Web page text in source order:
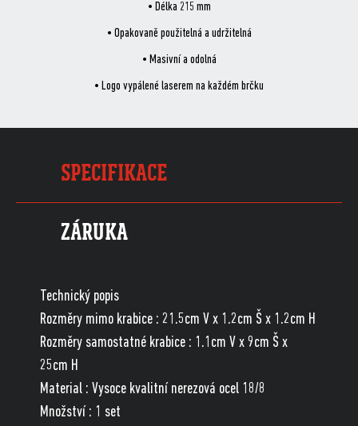
• Délka 215 mm
• Opakovaně použitelná a udržitelná
• Masivní a odolná
• Logo vypálené laserem na každém brčku
SPECIFIKACE
ZÁRUKA
Technický popis
Rozměry mimo krabice : 21.5cm V x 1.2cm Š x 1.2cm H
Rozměry samostatné krabice : 1.1cm V x 9cm Š x
25cm H
Material : Vysoce kvalitní nerezová ocel 18/8
Množství : 1 set